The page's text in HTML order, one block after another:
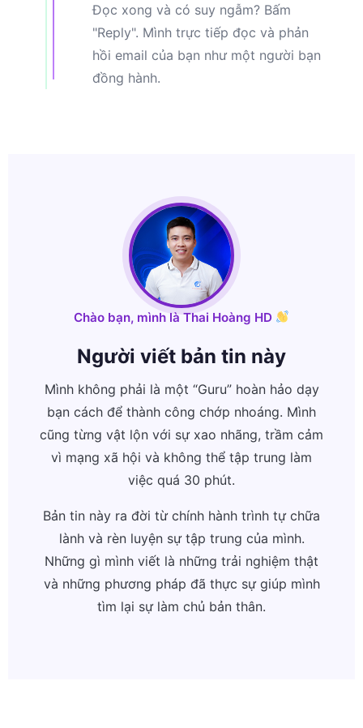
Đọc xong và có suy ngẫm? Bấm
"Reply". Mình trực tiếp đọc và phản
hồi email của bạn như một người bạn
đồng hành.
Chào bạn, mình là Thai Hoàng HD
Người viết bản tin này
Mình không phải là một “Guru” hoàn hảo dạy
bạn cách để thành công chớp nhoáng. Mình
cũng từng vật lộn với sự xao nhãng, trầm cảm
vì mạng xã hội và không thể tập trung làm
việc quá 30 phút.
Bản tin này ra đời từ chính hành trình tự chữa
lành và rèn luyện sự tập trung của mình.
Những gì mình viết là những trải nghiệm thật
và những phương pháp đã thực sự giúp mình
tìm lại sự làm chủ bản thân.